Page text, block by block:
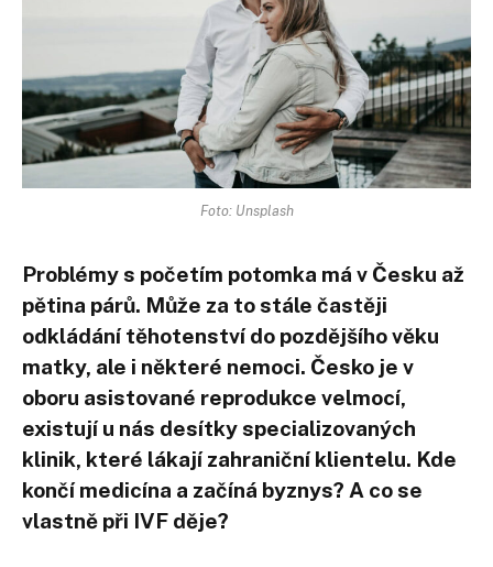
Foto: Unsplash
Problémy s početím potomka má v Česku až
pětina párů. Může za to stále častěji
odkládání těhotenství do pozdějšího věku
matky, ale i některé nemoci. Česko je v
oboru asistované reprodukce velmocí,
existují u nás desítky specializovaných
klinik, které lákají zahraniční klientelu. Kde
končí medicína a začíná byznys? A co se
vlastně při IVF děje?